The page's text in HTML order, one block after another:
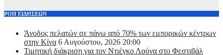
ΡΟΗ ΕΙΔΗΣΕΩΝ
Άνοδος πελατών σε πάνω από 70% των εμπορικών κέντρων
στην Κίνα 6 Αυγούστου, 2026 20:00
Τιμητική διάκριση για τον Ντιέγκο Λούνα στο Φεστιβάλ